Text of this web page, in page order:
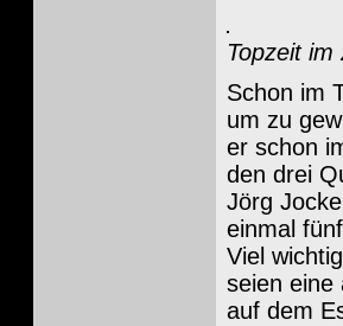
Topzeit
Schon im
um zu
er schon
den drei
Jörg
einmal
Viel
seien eine
auf dem